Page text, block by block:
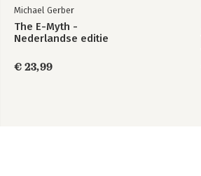
Michael Gerber
The E-Myth -
Nederlandse editie
€ 23,99